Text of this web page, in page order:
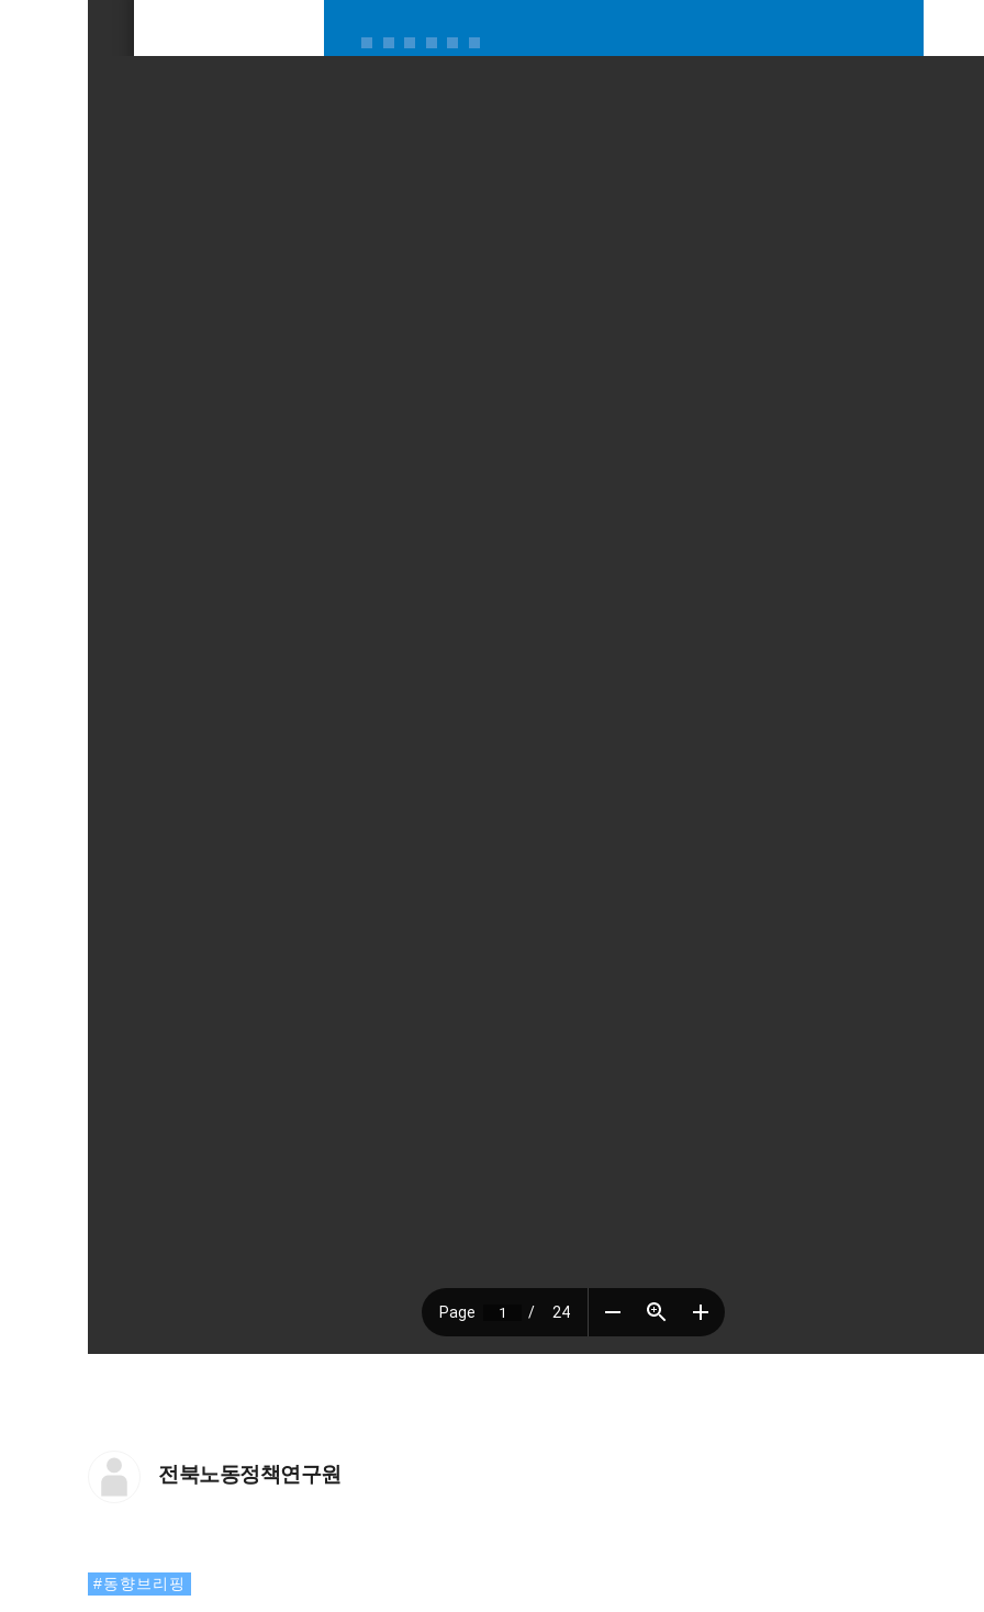
전북노동정책연구원
동향브리핑